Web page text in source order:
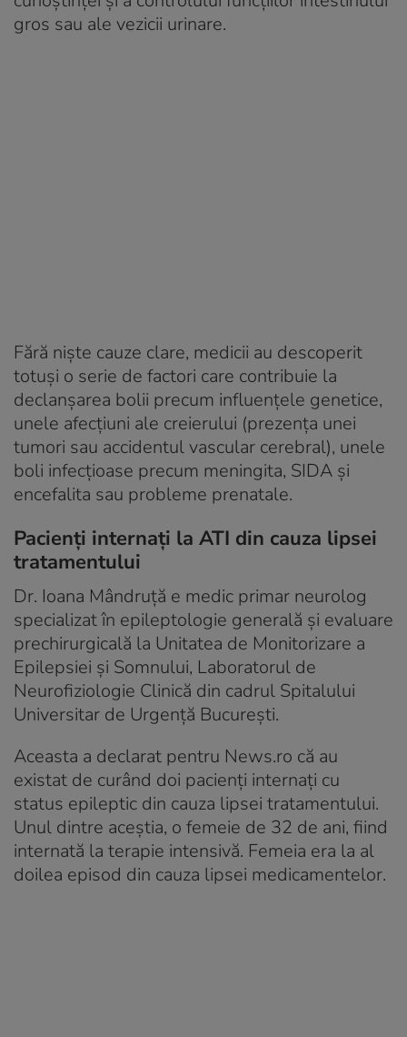
gros sau ale vezicii urinare.
Fără niște cauze clare, medicii au descoperit
totuși o serie de factori care contribuie la
declanșarea bolii precum influențele genetice,
unele afecțiuni ale creierului (prezența unei
tumori sau accidentul vascular cerebral), unele
boli infecțioase precum meningita, SIDA și
encefalita sau probleme prenatale.
Pacienți internați la ATI din cauza lipsei
tratamentului
Dr. Ioana Mândruţă e medic primar neurolog
specializat în epileptologie generală şi evaluare
prechirurgicală la Unitatea de Monitorizare a
Epilepsiei şi Somnului, Laboratorul de
Neurofiziologie Clinică din cadrul Spitalului
Universitar de Urgenţă Bucureşti.
Aceasta a declarat pentru News.ro că au
existat de curând doi pacienți internați cu
status epileptic din cauza lipsei tratamentului.
Unul dintre aceștia, o femeie de 32 de ani, fiind
internată la terapie intensivă. Femeia era la al
doilea episod din cauza lipsei medicamentelor.